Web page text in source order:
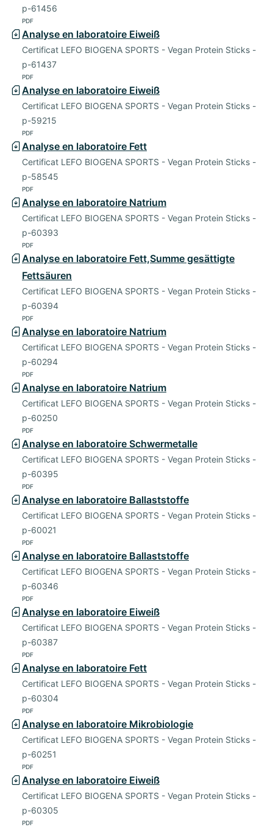
p-61456
PDF
Analyse en laboratoire Eiweiß
Certificat LEFO BIOGENA SPORTS - Vegan Protein Sticks -
p-61437
PDF
Analyse en laboratoire Eiweiß
Certificat LEFO BIOGENA SPORTS - Vegan Protein Sticks -
p-59215
PDF
Analyse en laboratoire Fett
Certificat LEFO BIOGENA SPORTS - Vegan Protein Sticks -
p-58545
PDF
Analyse en laboratoire Natrium
Certificat LEFO BIOGENA SPORTS - Vegan Protein Sticks -
p-60393
PDF
Analyse en laboratoire Fett,Summe gesättigte
Fettsäuren
Certificat LEFO BIOGENA SPORTS - Vegan Protein Sticks -
p-60394
PDF
Analyse en laboratoire Natrium
Certificat LEFO BIOGENA SPORTS - Vegan Protein Sticks -
p-60294
PDF
Analyse en laboratoire Natrium
Certificat LEFO BIOGENA SPORTS - Vegan Protein Sticks -
p-60250
PDF
Analyse en laboratoire Schwermetalle
Certificat LEFO BIOGENA SPORTS - Vegan Protein Sticks -
p-60395
PDF
Analyse en laboratoire Ballaststoffe
Certificat LEFO BIOGENA SPORTS - Vegan Protein Sticks -
p-60021
PDF
Analyse en laboratoire Ballaststoffe
Certificat LEFO BIOGENA SPORTS - Vegan Protein Sticks -
p-60346
PDF
Analyse en laboratoire Eiweiß
Certificat LEFO BIOGENA SPORTS - Vegan Protein Sticks -
p-60387
PDF
Analyse en laboratoire Fett
Certificat LEFO BIOGENA SPORTS - Vegan Protein Sticks -
p-60304
PDF
Analyse en laboratoire Mikrobiologie
Certificat LEFO BIOGENA SPORTS - Vegan Protein Sticks -
p-60251
PDF
Analyse en laboratoire Eiweiß
Certificat LEFO BIOGENA SPORTS - Vegan Protein Sticks -
p-60305
PDF